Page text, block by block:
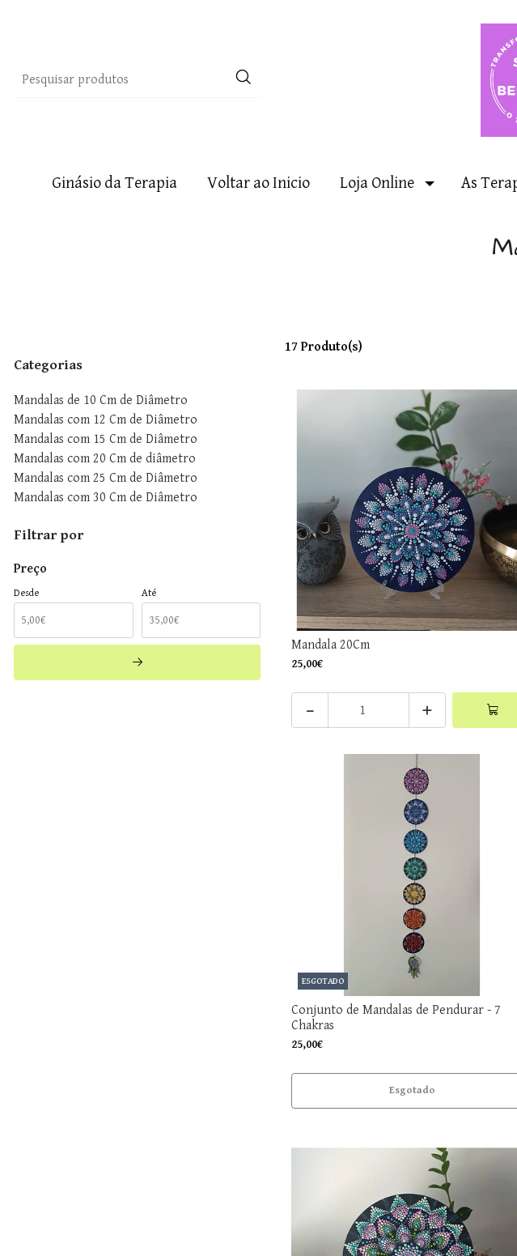
Ginásio da Terapia Voltar ao Inicio Loja Online As
Categorias
Mandalas de 10 Cm de Diâmetro
Mandalas com 12 Cm de Diâmetro
Mandalas com 15 Cm de Diâmetro
Mandalas com 20 Cm de diâmetro
Mandalas com 25 Cm de Diâmetro
Mandalas com 30 Cm de Diâmetro
Filtrar por
Preço
Desde Até
17 Produto(s)
Mandala 20Cm
25,00€
- +
ESGOTADO
Conjunto de Mandalas de Pendurar - 7
Chakras
25,00€
Esgotado